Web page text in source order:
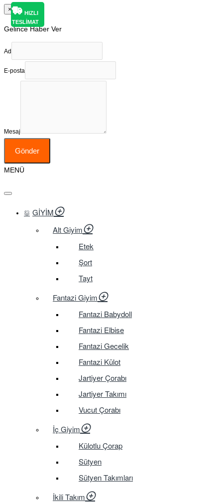
×
Gelince Haber Ver
Ad
E-posta
Mesaj
Gönder
MENÜ
GIYIM
Alt Giyim
Etek
Şort
Tayt
Fantazi Giyim
Fantazi Babydoll
Fantazi Elbise
Fantazi Gecelik
Fantazi Külot
Jartiyer Çorabı
Jartiyer Takımı
Vucut Çorabı
İç Giyim
Külotlu Çorap
Sütyen
Sütyen Takımları
İkili Takım
HIZLI
TESLİMAT